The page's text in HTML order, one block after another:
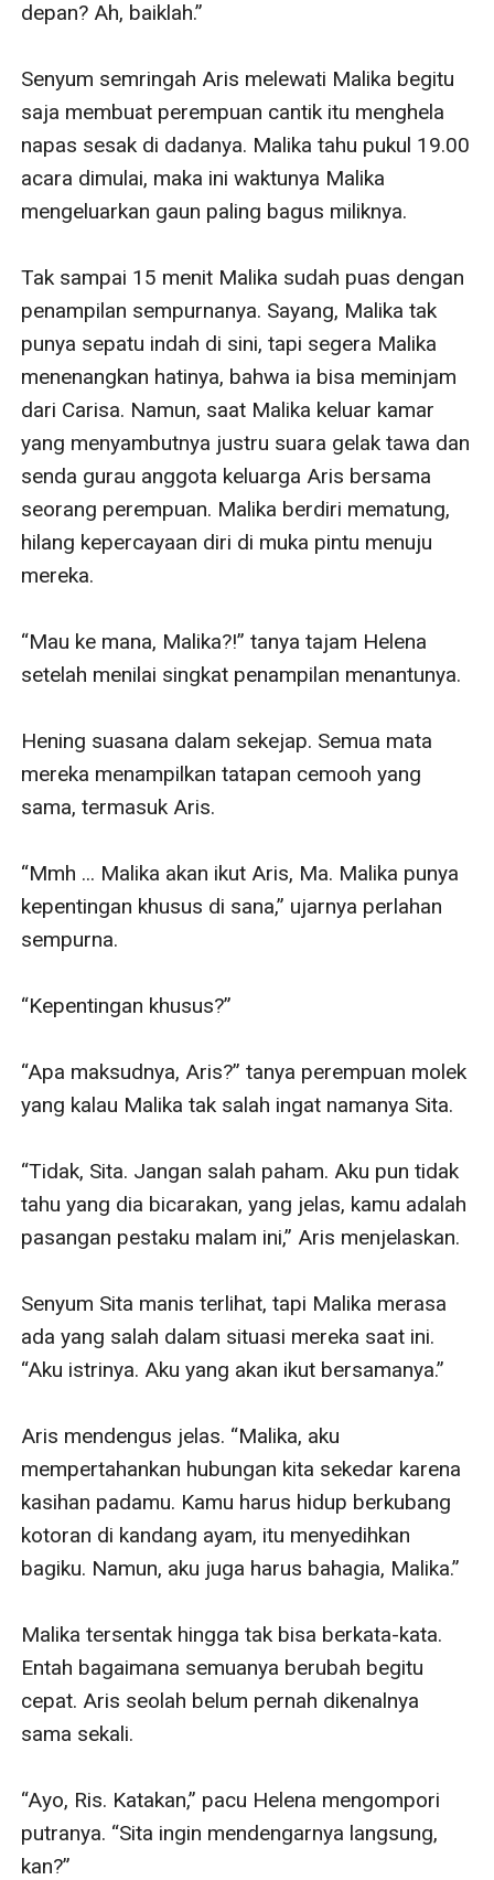
depan? Ah, baiklah.”
Senyum semringah Aris melewati Malika begitu
saja membuat perempuan cantik itu menghela
napas sesak di dadanya. Malika tahu pukul 19.00
acara dimulai, maka ini waktunya Malika
mengeluarkan gaun paling bagus miliknya.
Tak sampai 15 menit Malika sudah puas dengan
penampilan sempurnanya. Sayang, Malika tak
punya sepatu indah di sini, tapi segera Malika
menenangkan hatinya, bahwa ia bisa meminjam
dari Carisa. Namun, saat Malika keluar kamar
yang menyambutnya justru suara gelak tawa dan
senda gurau anggota keluarga Aris bersama
seorang perempuan. Malika berdiri mematung,
hilang kepercayaan diri di muka pintu menuju
mereka.
“Mau ke mana, Malika?!” tanya tajam Helena
setelah menilai singkat penampilan menantunya.
Hening suasana dalam sekejap. Semua mata
mereka menampilkan tatapan cemooh yang
sama, termasuk Aris.
“Mmh ... Malika akan ikut Aris, Ma. Malika punya
kepentingan khusus di sana,” ujarnya perlahan
sempurna.
“Kepentingan khusus?”
“Apa maksudnya, Aris?” tanya perempuan molek
yang kalau Malika tak salah ingat namanya Sita.
“Tidak, Sita. Jangan salah paham. Aku pun tidak
tahu yang dia bicarakan, yang jelas, kamu adalah
pasangan pestaku malam ini,” Aris menjelaskan.
Senyum Sita manis terlihat, tapi Malika merasa
ada yang salah dalam situasi mereka saat ini.
“Aku istrinya. Aku yang akan ikut bersamanya.”
Aris mendengus jelas. “Malika, aku
mempertahankan hubungan kita sekedar karena
kasihan padamu. Kamu harus hidup berkubang
kotoran di kandang ayam, itu menyedihkan
bagiku. Namun, aku juga harus bahagia, Malika.”
Malika tersentak hingga tak bisa berkata-kata.
Entah bagaimana semuanya berubah begitu
cepat. Aris seolah belum pernah dikenalnya
sama sekali.
“Ayo, Ris. Katakan,” pacu Helena mengompori
putranya. “Sita ingin mendengarnya langsung,
kan?”